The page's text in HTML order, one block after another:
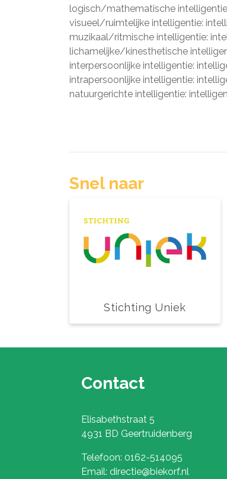
logisch/mathematische
visueel/ruimtelijke intelligentie:
muzikaal/ritmische intelligentie:
lichamelijke/kinesthetische
interpersoonlijke intelligentie:
intrapersoonlijke intelligentie:
natuurgerichte intelligentie:
Snel naar
Stichting Uniek
Contact
Elisabethstraat 5
4931 BD Geertruidenberg
Telefoon: 0162-514095
Email: directie@biekorf.nl